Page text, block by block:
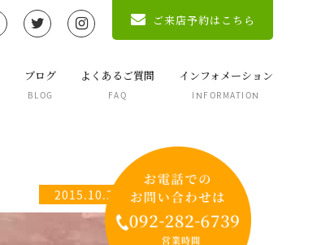
ご来店予約はこちら
ブログ
BLOG
よくあるご質問
FAQ
インフォメーション
INFORMATION
2015.10.25